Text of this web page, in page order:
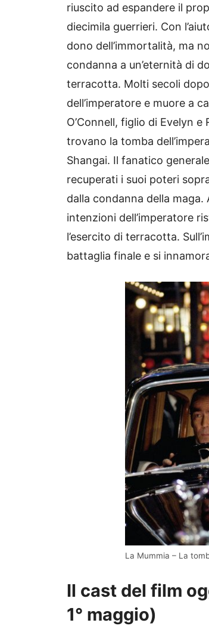
riuscito ad espandere il
diecimila guerrieri. Con
dono dell’immortalità, ma
condanna a un’eternità di
terracotta. Molti secoli
dell’imperatore e muore a
O’Connell, figlio di Evelyn
trovano la tomba
Shangai. Il fanatico
recuperati i suoi poteri
dalla condanna della
intenzioni dell’imperatore
l’esercito di terracotta.
battaglia finale e si
La Mummia – La
Il cast del film
1° maggio)